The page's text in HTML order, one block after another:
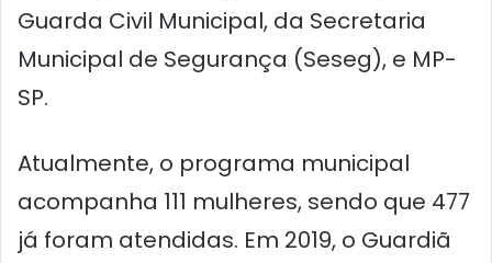
Guarda Civil Municipal, da Secretaria
Municipal de Segurança (Seseg), e MP-
SP.
Atualmente, o programa municipal
acompanha 111 mulheres, sendo que 477
já foram atendidas. Em 2019, o Guardiã